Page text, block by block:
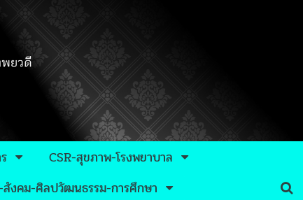
CSR-สุขภาพ-โรงพยาบาล
งคม-ศิลปวัฒนธรรม-การศึกษา